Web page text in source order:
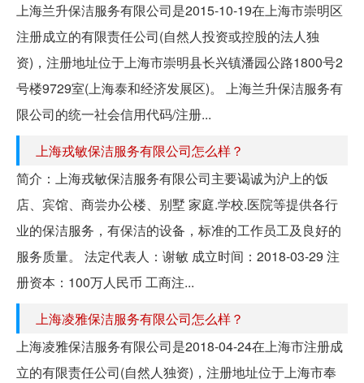
上海兰升保洁服务有限公司是2015-10-19在上海市崇明区
注册成立的有限责任公司(自然人投资或控股的法人独
资)，注册地址位于上海市崇明县长兴镇潘园公路1800号2
号楼9729室(上海泰和经济发展区)。 上海兰升保洁服务有
限公司的统一社会信用代码/注册...
上海戎敏保洁服务有限公司怎么样？
简介：上海戎敏保洁服务有限公司主要谒诚为沪上的饭
店、宾馆、商尝办公楼、别墅 家庭.学校.医院等提供各行
业的保洁服务，有保洁的设备，标准的工作员工及良好的
服务质量。 法定代表人：谢敏 成立时间：2018-03-29 注
册资本：100万人民币 工商注...
上海凌雅保洁服务有限公司怎么样？
上海凌雅保洁服务有限公司是2018-04-24在上海市注册成
立的有限责任公司(自然人独资)，注册地址位于上海市奉